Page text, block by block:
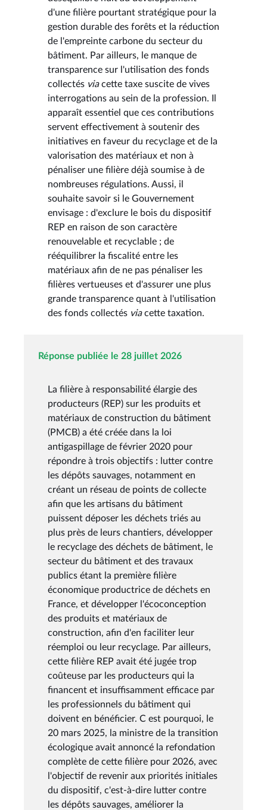
d'une filière pourtant stratégique pour la
gestion durable des forêts et la réduction
de l'empreinte carbone du secteur du
bâtiment. Par ailleurs, le manque de
transparence sur l'utilisation des fonds
collectés viacette taxe suscite de vives
interrogations au sein de la profession. Il
apparaît essentiel que ces contributions
servent effectivement à soutenir des
initiatives en faveur du recyclage et de la
valorisation des matériaux et non à
pénaliser une filière déjà soumise à de
nombreuses régulations. Aussi, il
souhaite savoir si le Gouvernement
envisage : d'exclure le bois du dispositif
REP en raison de son caractère
renouvelable et recyclable ; de
rééquilibrer la fiscalité entre les
matériaux afin de ne pas pénaliser les
filières vertueuses et d'assurer une plus
grande transparence quant à l'utilisation
des fonds collectés viacette taxation.
Réponse publiée le 28 juillet 2026
La filière à responsabilité élargie des
producteurs (REP) sur les produits et
matériaux de construction du bâtiment
(PMCB) a été créée dans la loi
antigaspillage de février 2020 pour
répondre à trois objectifs : lutter contre
les dépôts sauvages, notamment en
créant un réseau de points de collecte
afin que les artisans du bâtiment
puissent déposer les déchets triés au
plus près de leurs chantiers, développer
le recyclage des déchets de bâtiment, le
secteur du bâtiment et des travaux
publics étant la première filière
économique productrice de déchets en
France, et développer l'écoconception
des produits et matériaux de
construction, afin d'en faciliter leur
réemploi ou leur recyclage. Par ailleurs,
cette filière REP avait été jugée trop
coûteuse par les producteurs qui la
financent et insuffisamment efficace par
les professionnels du bâtiment qui
doivent en bénéficier. C est pourquoi, le
20 mars 2025, la ministre de la transition
écologique avait annoncé la refondation
complète de cette filière pour 2026, avec
l'objectif de revenir aux priorités initiales
du dispositif, c'est-à-dire lutter contre
les dépôts sauvages, améliorer la